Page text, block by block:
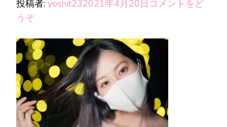
投稿者: yoshit232021年4月20日 コメントをど
うぞ(4363701_m)